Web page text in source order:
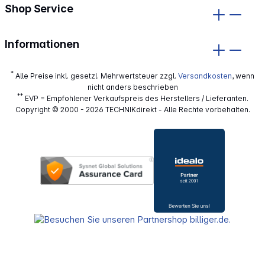
Shop Service
Informationen
* Alle Preise inkl. gesetzl. Mehrwertsteuer zzgl. Versandkosten, wenn
nicht anders beschrieben
**EVP = Empfohlener Verkaufspreis des Herstellers / Lieferanten.
Copyright © 2000 - 2026 TECHNIKdirekt - Alle Rechte vorbehalten.